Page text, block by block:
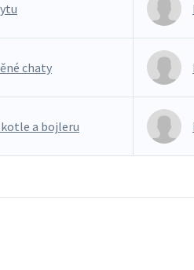
chaty
a bojleru